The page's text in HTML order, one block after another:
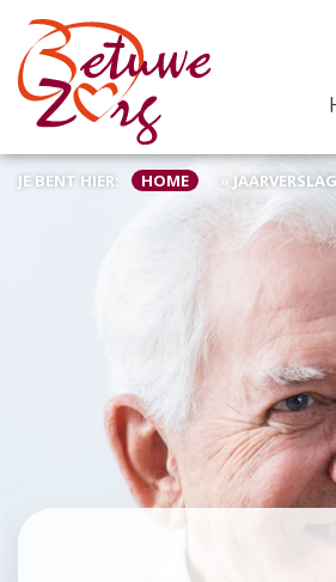
JE BENT HIER: HOME »